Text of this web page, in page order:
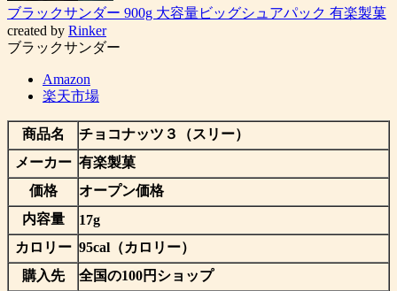
ブラックサンダー 900g 大容量ビッグシュアパック 有楽製菓
created by Rinker
ブラックサンダー
Amazon
楽天市場
商品名
チョコナッツ３（スリー）
メーカー 有楽製菓
価格
オープン価格
内容量
17g
カロリー 95cal（カロリー）
購入先
全国の100円ショップ